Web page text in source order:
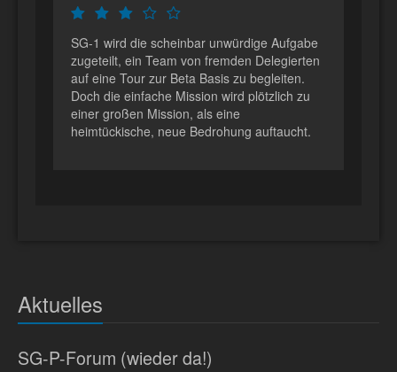
SG-1 wird die scheinbar unwürdige Aufgabe
zugeteilt, ein Team von fremden Delegierten
auf eine Tour zur Beta Basis zu begleiten.
Doch die einfache Mission wird plötzlich zu
einer großen Mission, als eine
heimtückische, neue Bedrohung auftaucht.
Aktuelles
SG-P-Forum (wieder da!)